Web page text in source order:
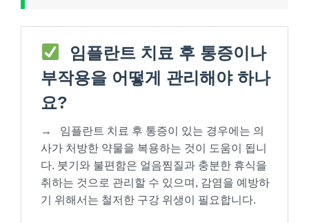
임플란트 치료 후 통증이나
부작용을 어떻게 관리해야 하나
요?
→
임플란트 치료 후 통증이 있는 경우에는 의
사가 처방한 약물을 복용하는 것이 도움이 됩니
다. 붓기와 불편함은 얼음찜질과 충분한 휴식을
취하는 것으로 관리할 수 있으며, 감염을 예방하
기 위해서는 철저한 구강 위생이 필요합니다.